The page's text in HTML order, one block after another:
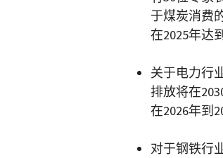
于煤炭消费
在2025年达
关于电力行
排放将在
在2026年到
对于钢铁行